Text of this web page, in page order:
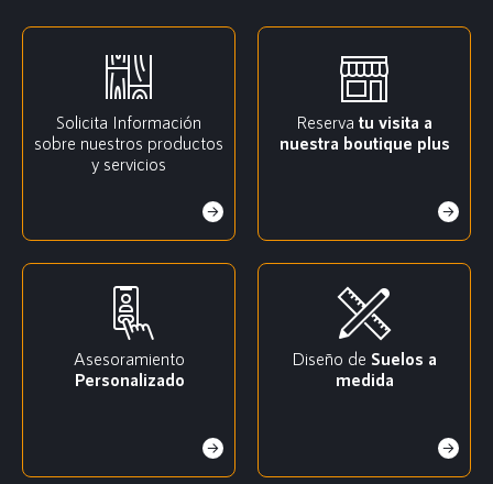
Solicita Información
sobre nuestros productos
y servicios
Reserva tu visita a
nuestra boutique plus
Asesoramiento
Personalizado
Diseño de Suelos a
medida